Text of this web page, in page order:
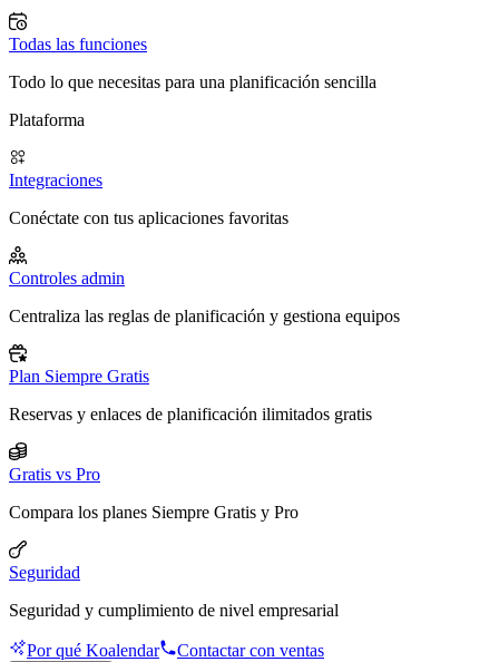
Todas las funciones
Todo lo que necesitas para una planificación sencilla
Plataforma
Integraciones
Conéctate con tus aplicaciones favoritas
Controles admin
Centraliza las reglas de planificación y gestiona equipos
Plan Siempre Gratis
Reservas y enlaces de planificación ilimitados gratis
Gratis vs Pro
Compara los planes Siempre Gratis y Pro
Seguridad
Seguridad y cumplimiento de nivel empresarial
Por qué Koalendar Contactar con ventas